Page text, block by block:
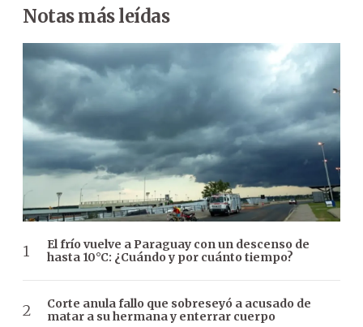
Notas más leídas
El frío vuelve a Paraguay con un descenso de
hasta 10°C: ¿Cuándo y por cuánto tiempo?
Corte anula fallo que sobreseyó a acusado de
matar a su hermana y enterrar cuerpo